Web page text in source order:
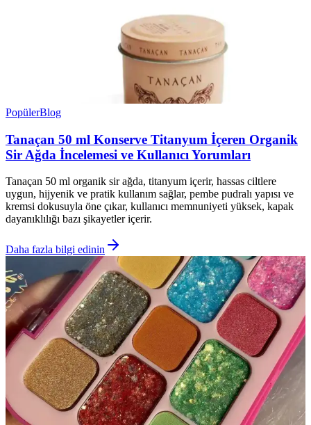
PopülerBlog
Tanaçan 50 ml Konserve Titanyum İçeren Organik
Sir Ağda İncelemesi ve Kullanıcı Yorumları
Tanaçan 50 ml organik sir ağda, titanyum içerir, hassas ciltlere
uygun, hijyenik ve pratik kullanım sağlar, pembe pudralı yapısı ve
kremsi dokusuyla öne çıkar, kullanıcı memnuniyeti yüksek, kapak
dayanıklılığı bazı şikayetler içerir.
Daha fazla bilgi edinin